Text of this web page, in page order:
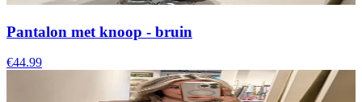
Pantalon met knoop - bruin
€44.99